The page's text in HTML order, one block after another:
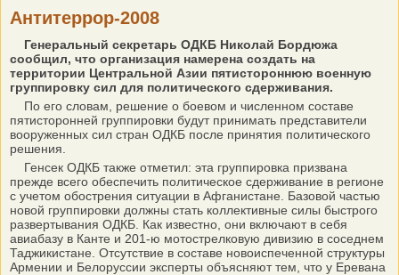
Антитеррор-2008
Генеральный секретарь ОДКБ Николай Бордюжа
сообщил, что организация намерена создать на
территории Центральной Азии пятистороннюю военную
группировку сил для политического сдерживания.
По его словам, решение о боевом и численном составе
пятисторонней группировки будут принимать представители
вооруженных сил стран ОДКБ после принятия политического
решения.
Генсек ОДКБ также отметил: эта группировка призвана
прежде всего обеспечить политическое сдерживание в регионе
с учетом обострения ситуации в Афганистане. Базовой частью
новой группировки должны стать коллективные силы быстрого
развертывания ОДКБ. Как известно, они включают в себя
авиабазу в Канте и 201-ю мотострелковую дивизию в соседнем
Таджикистане. Отсутствие в составе новоиспеченной структуры
Армении и Белоруссии эксперты объясняют тем, что у Еревана